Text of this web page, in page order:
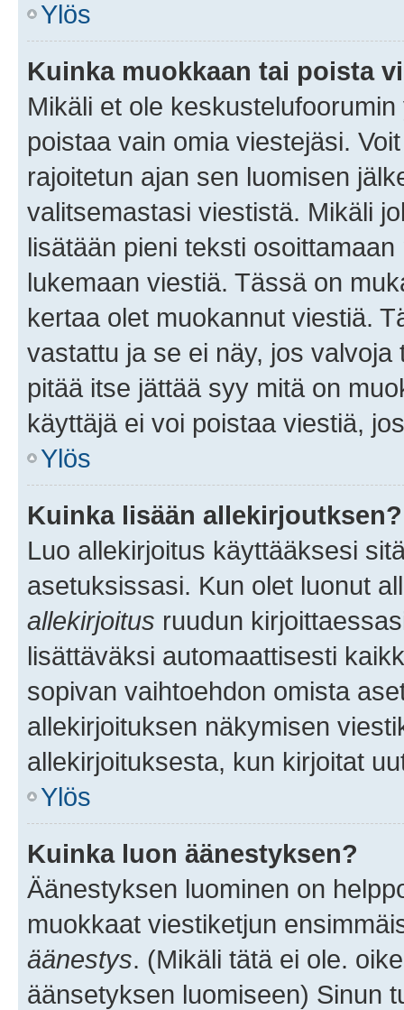
Ylös
Kuinka muokkaan tai poista
Mikäli et ole
poistaa vain omia viestejäsi.
rajoitetun ajan sen luomisen
valitsemastasi viestistä. Mikäli
lisätään pieni teksti
lukemaan viestiä. Tässä on
kertaa olet muokannut viestiä.
vastattu ja se ei näy, jos
pitää itse jättää syy mitä on
käyttäjä ei voi poistaa viestiä,
Ylös
Kuinka lisään allekirjoutksen?
Luo allekirjoitus käyttääksesi
asetuksissasi. Kun olet luonut
allekirjoitus ruudun
lisättäväksi automaattisesti
sopivan vaihtoehdon omista
allekirjoituksen näkymisen
allekirjoituksesta, kun kirjoitat
Ylös
Kuinka luon äänestyksen?
Äänestyksen luominen on
muokkaat viestiketjun
äänestys. (Mikäli tätä ei ole.
äänsetyksen luomiseen) Sinun